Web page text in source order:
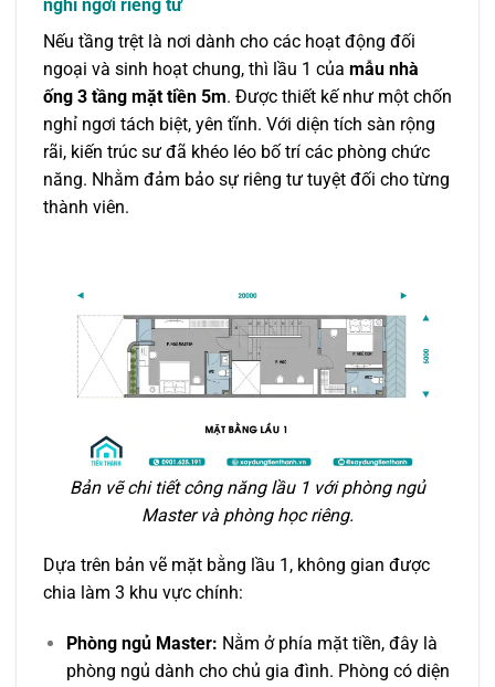
nghỉ ngơi riêng tư
Nếu tầng trệt là nơi dành cho các hoạt động đối
ngoại và sinh hoạt chung, thì lầu 1 của mẫu nhà
ống 3 tầng mặt tiền 5m. Được thiết kế như một chốn
nghỉ ngơi tách biệt, yên tĩnh. Với diện tích sàn rộng
rãi, kiến trúc sư đã khéo léo bố trí các phòng chức
năng. Nhằm đảm bảo sự riêng tư tuyệt đối cho từng
thành viên.
Bản vẽ chi tiết công năng lầu 1 với phòng ngủ
Master và phòng học riêng.
Dựa trên bản vẽ mặt bằng lầu 1, không gian được
chia làm 3 khu vực chính:
Phòng ngủ Master: Nằm ở phía mặt tiền, đây là
phòng ngủ dành cho chủ gia đình. Phòng có diện